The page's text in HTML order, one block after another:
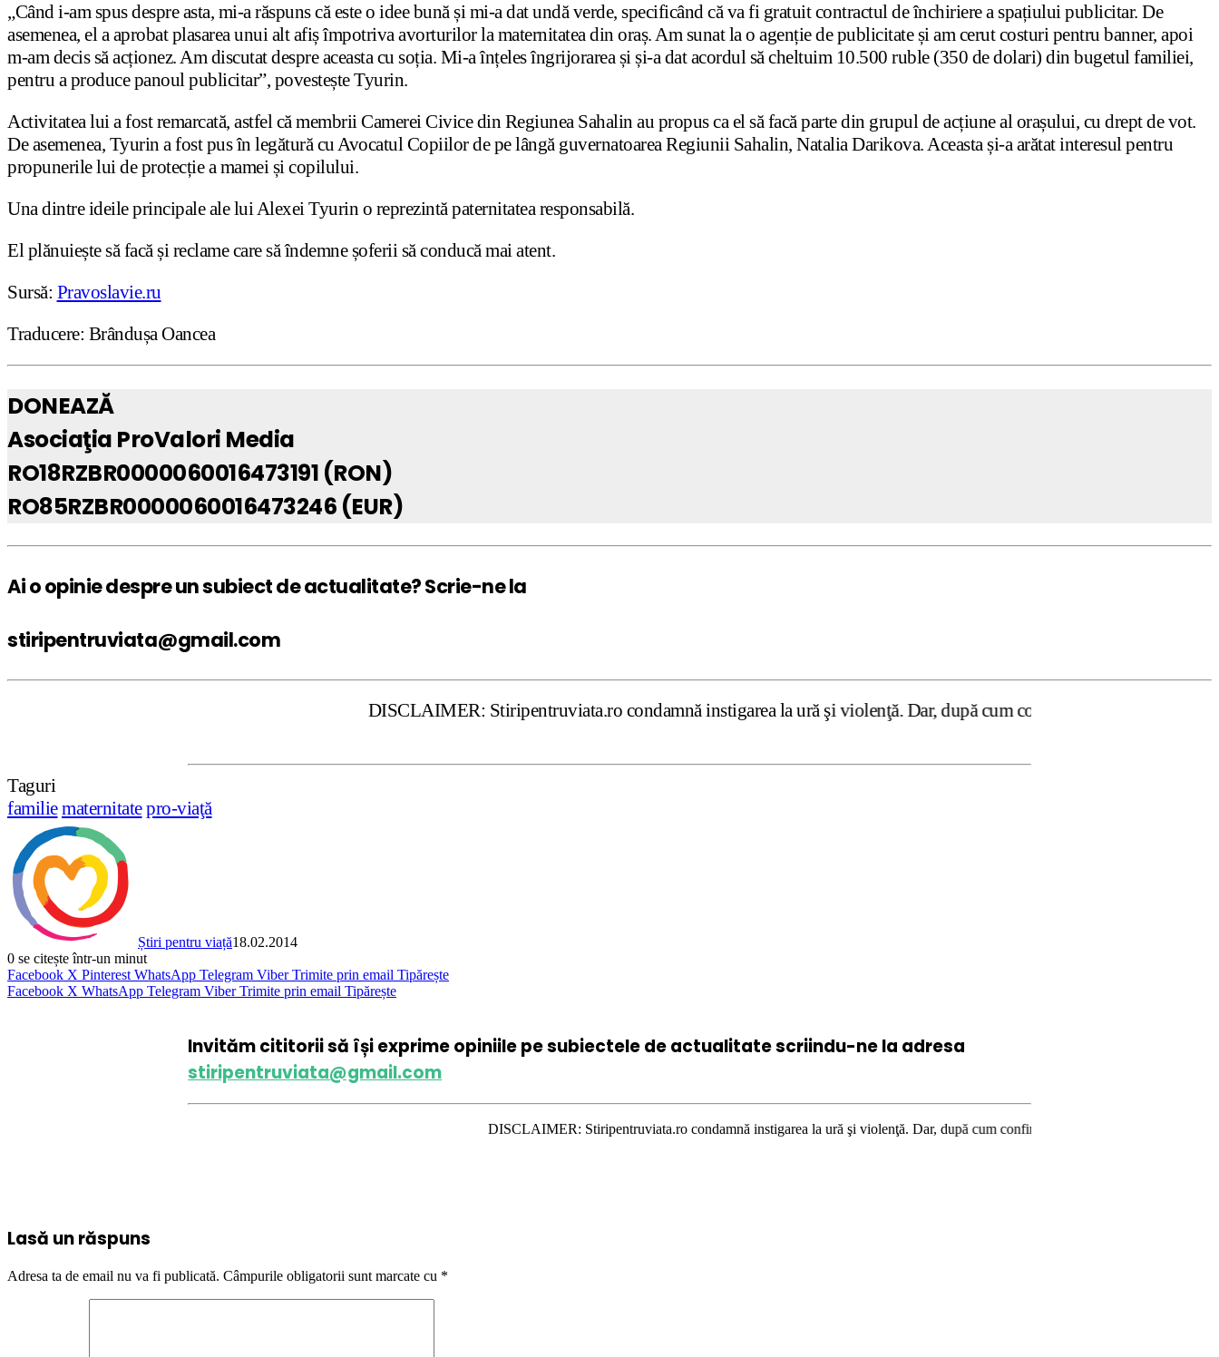
„Când i-am spus despre asta, mi-a răspuns că este o idee bună și mi-a dat undă verde, specificând că va fi gratuit contractul de închiriere a spațiului publicitar. De
asemenea, el a aprobat plasarea unui alt afiș împotriva avorturilor la maternitatea din oraș. Am sunat la o agenție de publicitate și am cerut costuri pentru banner, apoi
m-am decis să acționez. Am discutat despre aceasta cu soția. Mi-a înțeles îngrijorarea și și-a dat acordul să cheltuim 10.500 ruble (350 de dolari) din bugetul familiei,
pentru a produce panoul publicitar”, povestește Tyurin.
Activitatea lui a fost remarcată, astfel că membrii Camerei Civice din Regiunea Sahalin au propus ca el să facă parte din grupul de acțiune al orașului, cu drept de vot.
De asemenea, Tyurin a fost pus în legătură cu Avocatul Copiilor de pe lângă guvernatoarea Regiunii Sahalin, Natalia Darikova. Aceasta și-a arătat interesul pentru
propunerile lui de protecție a mamei și copilului.
Una dintre ideile principale ale lui Alexei Tyurin o reprezintă paternitatea responsabilă.
El plănuiește să facă și reclame care să îndemne șoferii să conducă mai atent.
Sursă: Pravoslavie.ru
Traducere: Brândușa Oancea
DONEAZĂ
Asociaţia ProValori Media
RO18RZBR0000060016473191 (RON)
RO85RZBR0000060016473246 (EUR)
Ai o opinie despre un subiect de actualitate? Scrie-ne la
stiripentruviata@gmail.com
DISCLAIMER: Stiripentruviata.ro condamnă instigarea la ură şi violenţă. Dar, după cum confirmă şi CEDO în cazul
Taguri
familiematernitatepro-viaţă
Știri pentru viață18.02.2014
0 se citește într-un minut
Facebook X Pinterest WhatsApp Telegram Viber Trimite prin email Tipărește
Facebook X WhatsApp Telegram Viber Trimite prin email Tipărește
Invităm cititorii să își exprime opiniile pe subiectele de actualitate scriindu-ne la adresa
stiripentruviata@gmail.com
DISCLAIMER: Stiripentruviata.ro condamnă instigarea la ură şi violenţă. Dar, după cum confirmă şi CEDO în cazul Handyside vs. UK
Lasă un răspuns
Adresa ta de email nu va fi publicată. Câmpurile obligatorii sunt marcate cu *